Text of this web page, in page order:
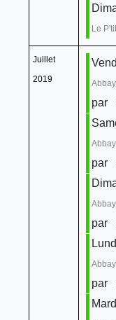
Le
Juillet
2019
par
par
par
par